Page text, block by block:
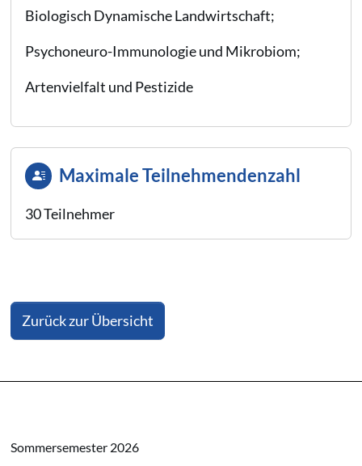
Biologisch Dynamische Landwirtschaft;
Psychoneuro-Immunologie und Mikrobiom;
Artenvielfalt und Pestizide
Maximale Teilnehmendenzahl
30 Teilnehmer
Zurück zur Übersicht
Sommersemester 2026